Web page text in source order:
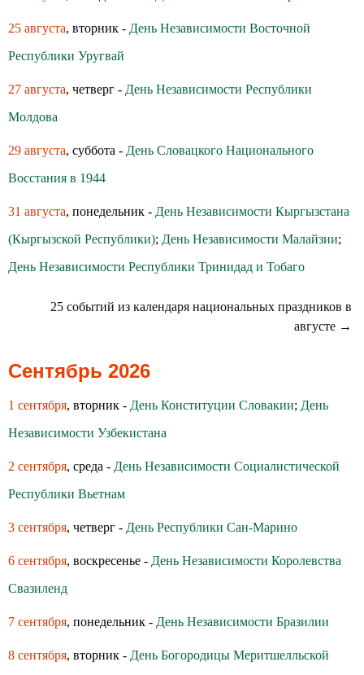
25 августа, вторник - День Независимости Восточной
Республики Уругвай
27 августа, четверг - День Независимости Республики
Молдова
29 августа, суббота - День Словацкого Национального
Восстания в 1944
31 августа, понедельник - День Независимости Кыргызстана
(Кыргызской Республики); День Независимости Малайзии;
День Независимости Республики Тринидад и Тобаго
25 событий из календаря национальных праздников в
августе →
Сентябрь 2026
1 сентября, вторник - День Конституции Словакии; День
Независимости Узбекистана
2 сентября, среда - День Независимости Социалистической
Республики Вьетнам
3 сентября, четверг - День Республики Сан-Марино
6 сентября, воскресенье - День Независимости Королевства
Свазиленд
7 сентября, понедельник - День Независимости Бразилии
8 сентября, вторник - День Богородицы Меритшелльской